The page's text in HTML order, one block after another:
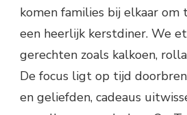
komen families bij elkaar om
een heerlijk kerstdiner. We
gerechten zoals kalkoen,
De focus ligt op tijd
en geliefden, cadeaus